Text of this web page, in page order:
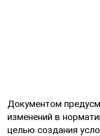
Документом
изменений в
целью создания